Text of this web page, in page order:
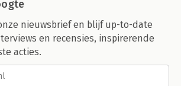
nieuwsbrief en blijf up-to-date
en recensies, inspirerende
acties.